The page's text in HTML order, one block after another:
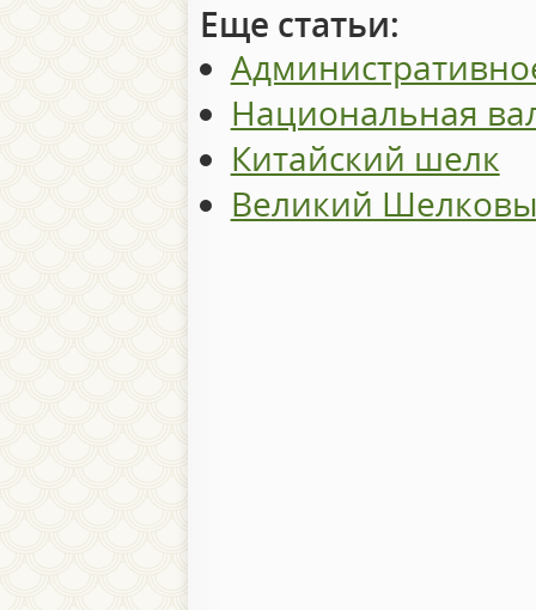
Еще статьи:
Национальная
Китайский шелк
Великий